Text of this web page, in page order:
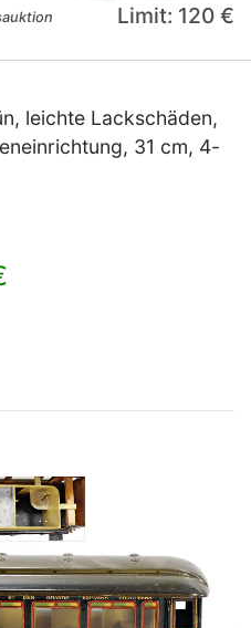
Limit: 120 €
leichte Lackschäden,
31 cm, 4-